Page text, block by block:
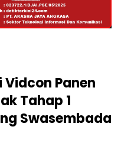
Vidcon Panen
Tahap 1
Swasembada